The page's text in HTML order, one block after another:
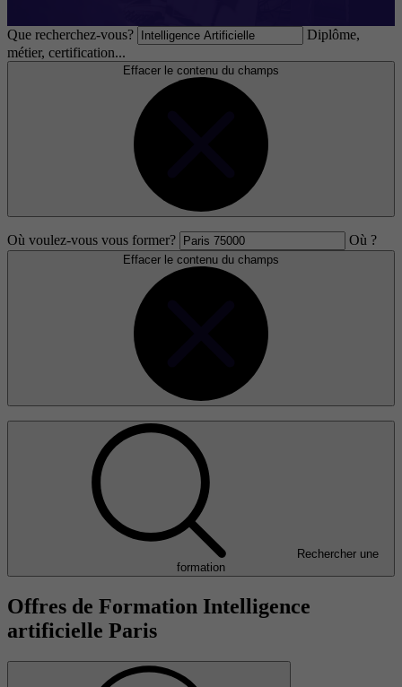
Que recherchez-vous?
Diplôme,
métier, certification...
Effacer le contenu du champs
Où voulez-vous vous former? Où ?
Effacer le contenu du champs
Rechercher une
formation
Offres de Formation Intelligence
artificielle Paris